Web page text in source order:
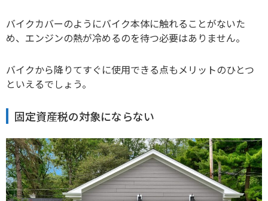
バイクカバーのようにバイク本体に触れることがないた
め、エンジンの熱が冷めるのを待つ必要はありません。
バイクから降りてすぐに使用できる点もメリットのひとつ
といえるでしょう。
固定資産税の対象にならない